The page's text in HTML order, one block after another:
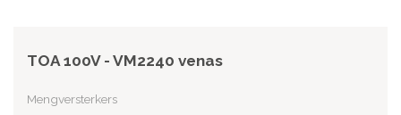
TOA 100V - VM2240 venas
Mengversterkers